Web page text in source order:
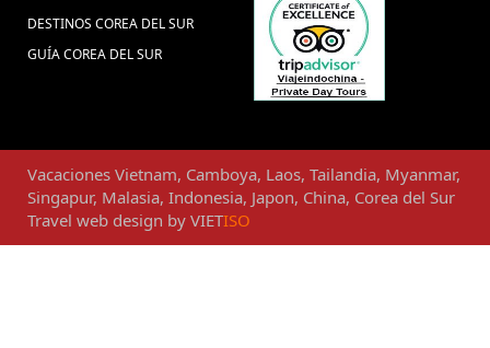
DESTINOS COREA DEL SUR
GUÍA COREA DEL SUR
Vacaciones Vietnam, Camboya, Laos, Tailandia, Myanmar,
Singapur, Malasia, Indonesia, Japon, China, Corea del Sur
Travel web design by VIETISO